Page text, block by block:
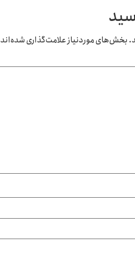
بخش‌های موردنیاز علامت‌گذاری شده‌اند